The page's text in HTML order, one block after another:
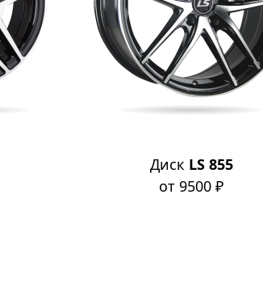
Диск LS 855
от 9500 ₽